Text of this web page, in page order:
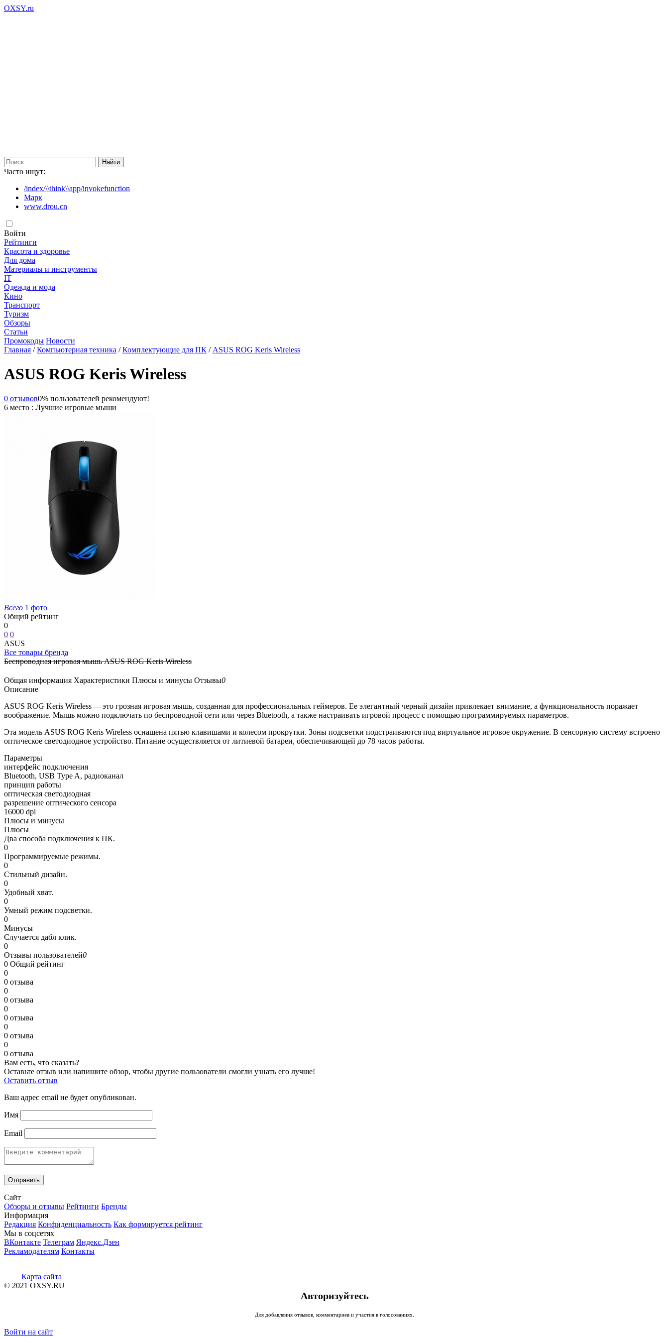
OXSY.ru
Часто ищут:
/index/\\think\\app/invokefunction
Марк
www.drou.cn
Войти
Рейтинги
Красота и здоровье
Для дома
Материалы и инструменты
IT
Одежда и мода
Кино
Транспорт
Туризм
Обзоры
Статьи
Промокоды Новости
Главная /Компьютерная техника /Комплектующие для ПК / ASUS ROG Keris Wireless
ASUS ROG Keris Wireless
0 отзывов0% пользователей рекомендуют!
6 место : Лучшие игровые мыши
Всего 1 фото
Общий рейтинг
0
0 0
ASUS
Все товары бренда
Беспроводная игровая мышь ASUS ROG Keris Wireless
Общая информация Характеристики Плюсы и минусы Отзывы0
Описание
ASUS ROG Keris Wireless — это грозная игровая мышь, созданная для профессиональных геймеров. Ее элегантный черный дизайн привлекает внимание, а функциональность поражает
воображение. Мышь можно подключать по беспроводной сети или через Bluetooth, а также настраивать игровой процесс с помощью программируемых параметров.
Эта модель ASUS ROG Keris Wireless оснащена пятью клавишами и колесом прокрутки. Зоны подсветки подстраиваются под виртуальное игровое окружение. В сенсорную систему встроено
оптическое светодиодное устройство. Питание осуществляется от литиевой батареи, обеспечивающей до 78 часов работы.
Параметры
интерфейс подключения
Bluetooth, USB Type A, радиоканал
принцип работы
оптическая светодиодная
разрешение оптического сенсора
16000 dpi
Плюсы и минусы
Плюсы
Два способа подключения к ПК.
0
Программируемые режимы.
0
Стильный дизайн.
0
Удобный хват.
0
Умный режим подсветки.
0
Минусы
Случается дабл клик.
0
Отзывы пользователей0
0 Общий рейтинг
0
0 отзыва
0
0 отзыва
0
0 отзыва
0
0 отзыва
0
0 отзыва
Вам есть, что сказать?
Оставьте отзыв или напишите обзор, чтобы другие пользователи смогли узнать его лучше!
Оставить отзыв
Ваш адрес email не будет опубликован.
Имя
Email
Сайт
Обзоры и отзывы Рейтинги Бренды
Информация
Редакция Конфиденциальность Как формируется рейтинг
Мы в соцсетях
ВКонтакте Телеграм Яндекс.Дзен
Рекламодателям Контакты
Карта сайта
© 2021 OXSY.RU
Авторизуйтесь
Для добавления отзывов, комментариев и участия в голосованиях.
Войти на сайт